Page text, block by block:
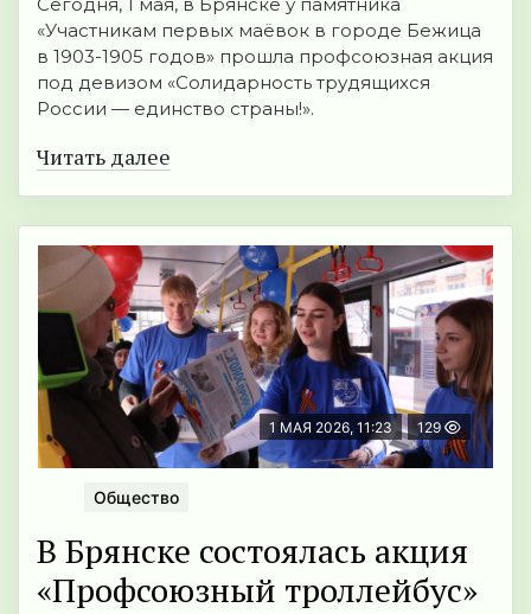
«Участникам первых маёвок в городе Бежица
в 1903-1905 годов» прошла профсоюзная акция
под девизом «Солидарность трудящихся
России — единство страны!».
Читать далее
1 МАЯ 2026, 11:23 129
Общество
В Брянске состоялась акция
«Профсоюзный троллейбус»